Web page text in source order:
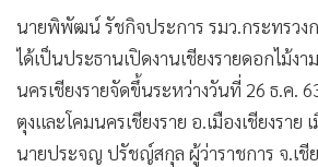
นายพิพัฒน์ รัชกิจประการ รมว.กระทรวง
ได้เป็นประธานเปิดงานเชียงรายดอกไม้ง
นครเชียงรายจัดขึ้นระหว่างวันที่ 26 ธ.ค.
ตุงและโคมนครเชียงราย อ.เมืองเชียงราย
นายประจญ ปรัชญ์สกุล ผู้ว่าราชการ จ.เชี